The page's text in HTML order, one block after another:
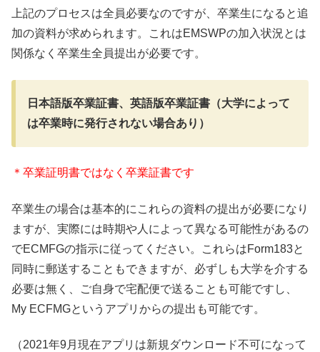
上記のプロセスは全員必要なのですが、卒業生になると追
加の資料が求められます。これはEMSWPの加入状況とは
関係なく卒業生全員提出が必要です。
日本語版卒業証書、英語版卒業証書（大学によって
は卒業時に発行されない場合あり）
＊卒業証明書ではなく卒業証書です
卒業生の場合は基本的にこれらの資料の提出が必要になり
ますが、実際には時期や人によって異なる可能性があるの
でECMFGの指示に従ってください。これらはForm183と
同時に郵送することもできますが、必ずしも大学を介する
必要は無く、ご自身で宅配便で送ることも可能ですし、
My ECFMGというアプリからの提出も可能です。
（2021年9月現在アプリは新規ダウンロード不可になって